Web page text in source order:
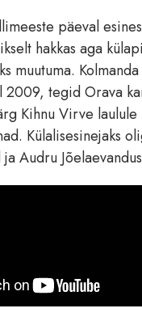
päeval
hakkas aga
muutuma.
2009, tegid Orava
Kihnu Virve
Külalisesinejaks
Audru